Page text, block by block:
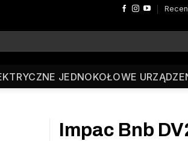
JEDNOKOŁOWE
Impac Bnb